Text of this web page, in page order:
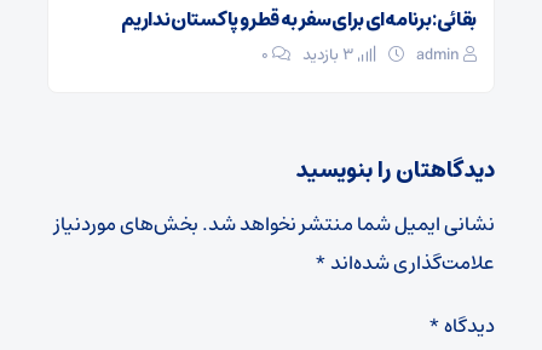
بقائی: برنامه‌ای برای سفر به قطر و پاکستان نداریم
admin ۰
دیدگاهتان را بنویسید
نشانی ایمیل شما منتشر نخواهد شد.بخش‌های موردنیاز
علامت‌گذاری شده‌اند*
دیدگاه*